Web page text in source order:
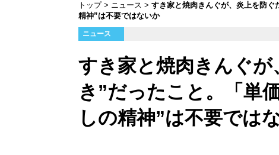
トップ ニュース
すき家と焼肉きんぐが、炎上を防ぐ
精神”は不要ではないか
ニュース
すき家と焼肉きんぐ
き”だったこと。「単
しの精神”は不要では